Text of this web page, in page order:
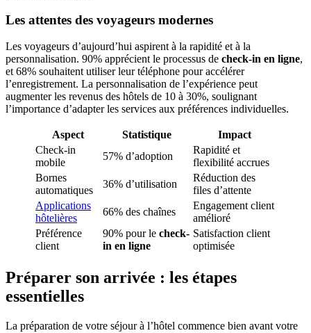
Les attentes des voyageurs modernes
Les voyageurs d’aujourd’hui aspirent à la rapidité et à la
personnalisation. 90% apprécient le processus de check-in en ligne,
et 68% souhaitent utiliser leur téléphone pour accélérer
l’enregistrement. La personnalisation de l’expérience peut
augmenter les revenus des hôtels de 10 à 30%, soulignant
l’importance d’adapter les services aux préférences individuelles.
Aspect Statistique
Impact
Check-in
mobile
57% d’adoption
Rapidité et
flexibilité accrues
Bornes
automatiques
36% d’utilisation
Réduction des
files d’attente
Applications
hôtelières
66% des chaînes
Engagement client
amélioré
Préférence
client
90% pour le check-
in en ligne
Satisfaction client
optimisée
Préparer son arrivée : les étapes
essentielles
La préparation de votre séjour à l’hôtel commence bien avant votre